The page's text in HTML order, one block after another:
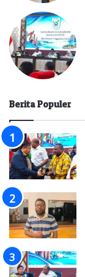
Berita Populer